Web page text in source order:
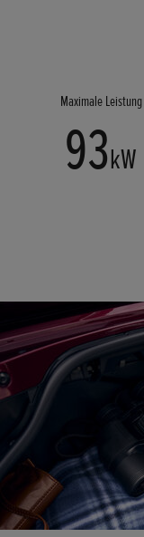
Maximale Leistung
93kW